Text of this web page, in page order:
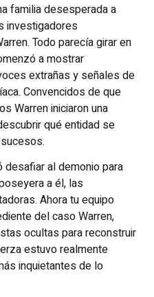
familia desesperada a
investigadores
Todo parecía girar en
a mostrar
extrañas y señales de
Convencidos de que
Warren iniciaron una
qué entidad se
desafiar al demonio para
a él, las
Ahora tu equipo
del caso Warren,
ocultas para reconstruir
estuvo realmente
inquietantes de lo